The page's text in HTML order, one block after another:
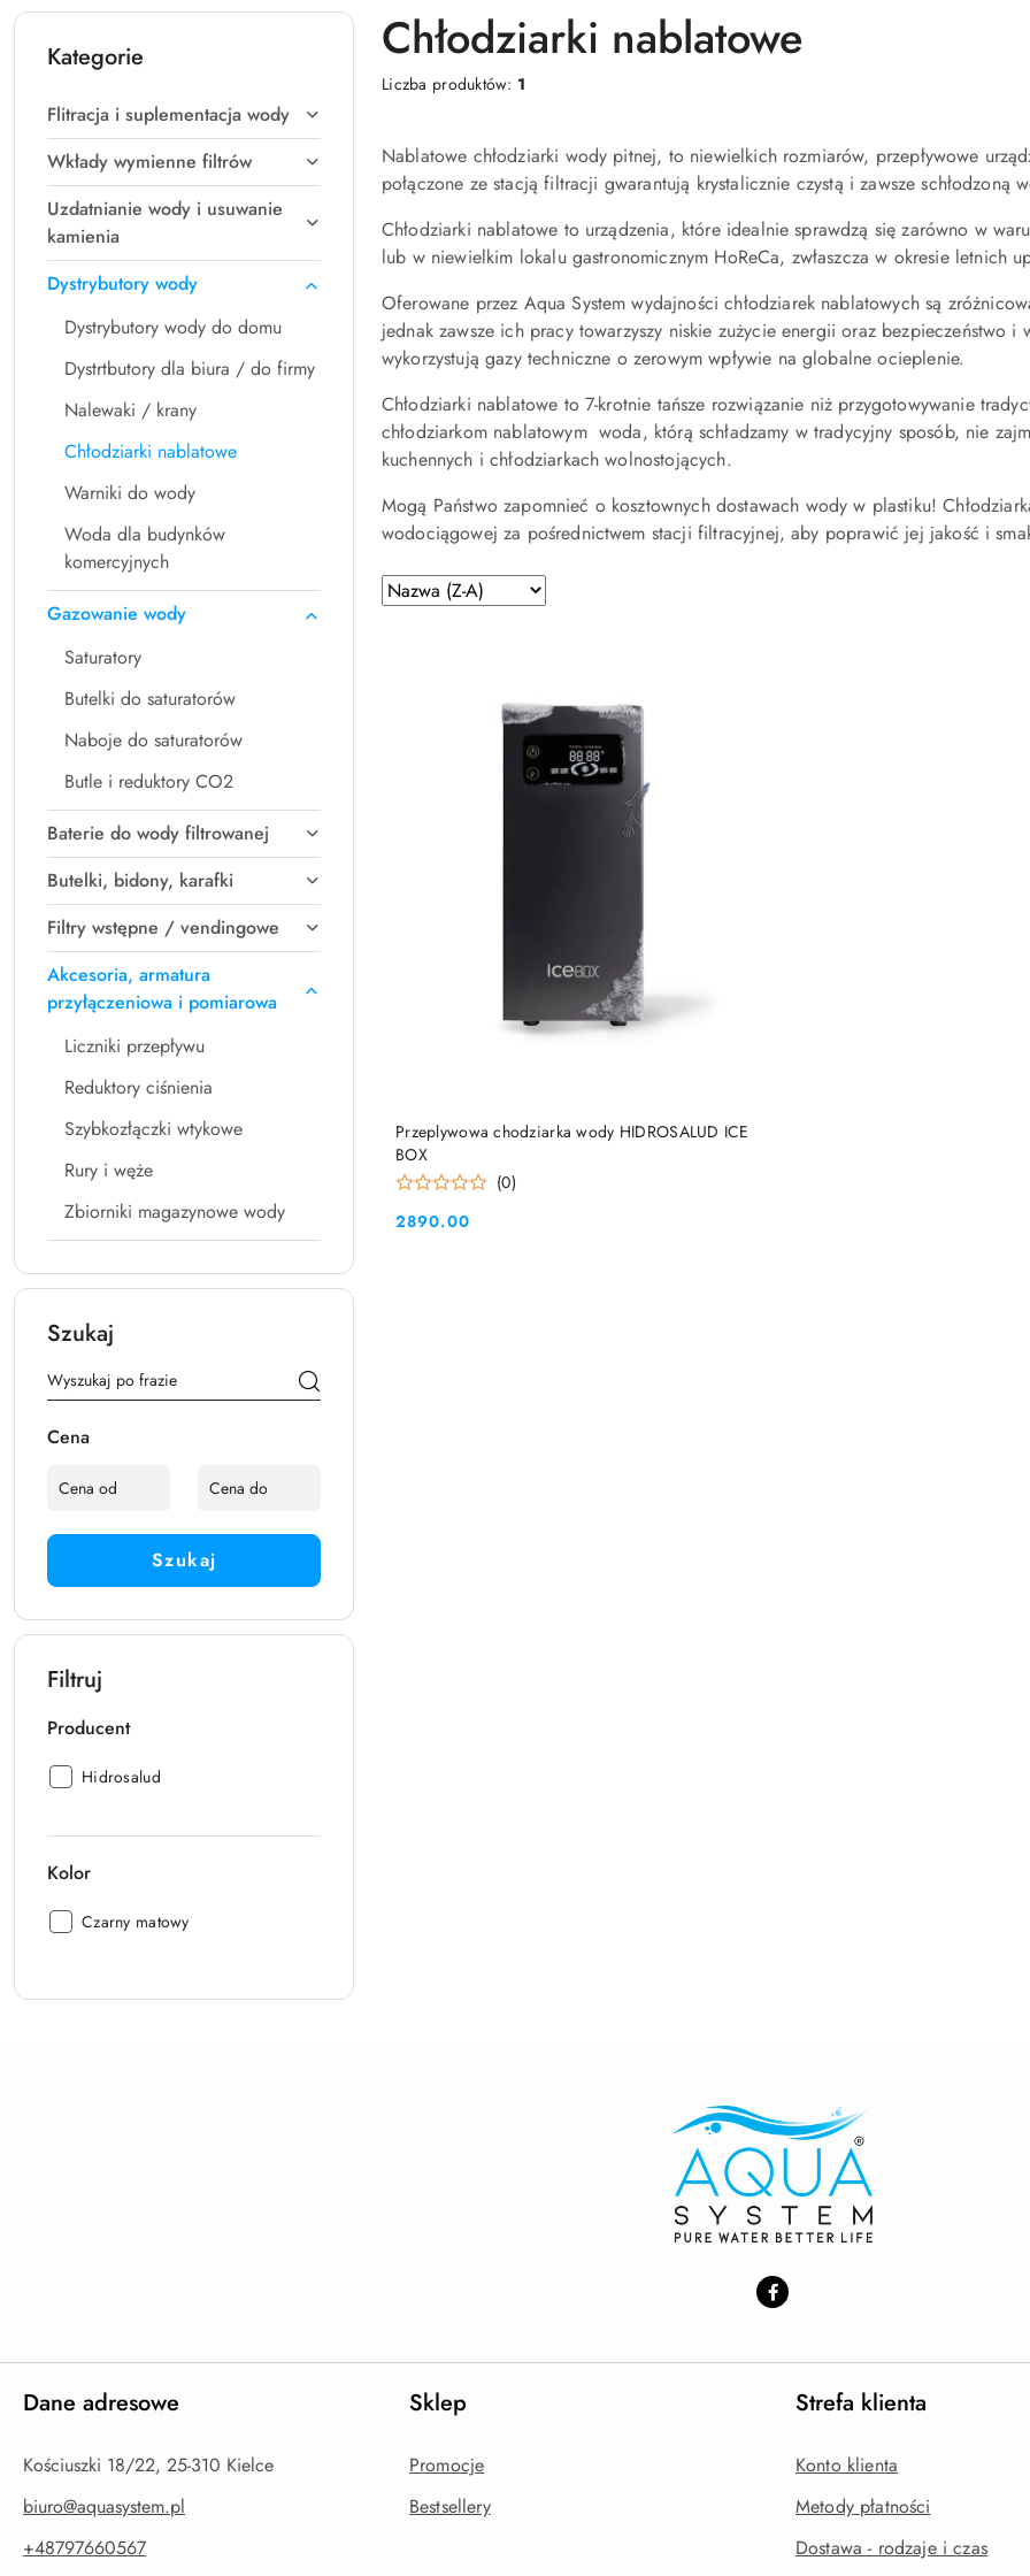
Kategorie
Flitracja i suplementacja wody
Wkłady wymienne filtrów
Uzdatnianie wody i usuwanie
kamienia
Dystrybutory wody
Dystrybutory wody do domu
Dystrtbutory dla biura / do firmy
Nalewaki / krany
Chłodziarki nablatowe
Warniki do wody
Woda dla budynków
komercyjnych
Gazowanie wody
Saturatory
Butelki do saturatorów
Naboje do saturatorów
Butle i reduktory CO2
Baterie do wody filtrowanej
Butelki, bidony, karafki
Filtry wstępne / vendingowe
Akcesoria, armatura
przyłączeniowa i pomiarowa
Liczniki przepływu
Reduktory ciśnienia
Szybkozłączki wtykowe
Rury i węże
Zbiorniki magazynowe wody
Szukaj
Cena
Szukaj
Filtruj
Producent
Producent:
Hidrosalud
Kolor
Kolor:
Czarny matowy
Chłodziarki nablatowe
Liczba produktów: 1
Nablatowe chłodziarki wody pitnej, to niewielkich rozmiarów, przepływowe
połączone ze stacją filtracji gwarantują krystalicznie czystą i zawsze
Chłodziarki nablatowe to urządzenia, które idealnie sprawdzą się zarówno w
lub w niewielkim lokalu gastronomicznym HoReCa, zwłaszcza w okresie letnich
Oferowane przez Aqua System wydajności chłodziarek nablatowych są
jednak zawsze ich pracy towarzyszy niskie zużycie energii oraz bezpieczeństwo i
wykorzystują gazy techniczne o zerowym wpływie na globalne ocieplenie.
Chłodziarki nablatowe to 7-krotnie tańsze rozwiązanie niż przygotowywanie
chłodziarkom nablatowym woda, którą schładzamy w tradycyjny sposób, nie
kuchennych i chłodziarkach wolnostojących.
Mogą Państwo zapomnieć o kosztownych dostawach wody w plastiku!
wodociągowej za pośrednictwem stacji filtracyjnej, aby poprawić jej jakość i
Zastosowano
sortowanie:
Sortuj
według
Przeplywowa chodziarka wody HIDROSALUD ICE
BOX
(0)
Cena:
2890.00
DO KOSZYKA
Dane adresowe
Kościuszki 18/22, 25-310 Kielce
biuro@aquasystem.pl
+48797660567
Sklep
Promocje
Bestsellery
Strefa klienta
Konto klienta
Metody płatności
Dostawa - rodzaje i czas